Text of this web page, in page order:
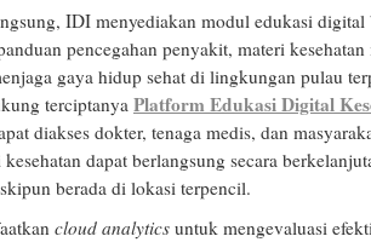
IDI menyediakan modul edukasi digital
pencegahan penyakit, materi
gaya hidup sehat di lingkungan pulau
terciptanya Platform Edukasi Digital
diakses dokter, tenaga medis, dan
dapat berlangsung secara
berada di lokasi terpencil.
cloud analytics untuk mengevaluasi